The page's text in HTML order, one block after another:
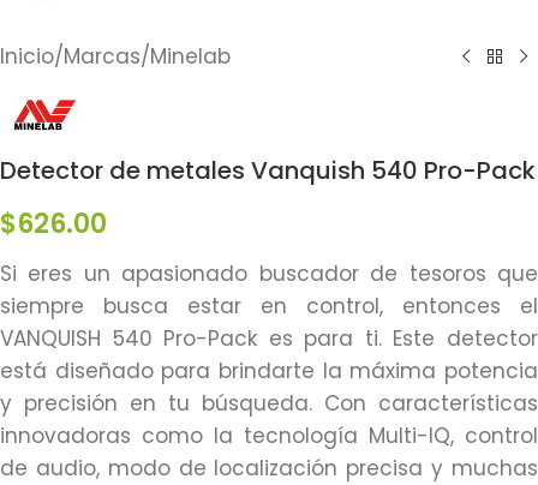
Inicio/Marcas/Minelab
Detector de metales Vanquish 540 Pro-Pack
$626.00
Si eres un apasionado buscador de tesoros que
siempre busca estar en control, entonces el
VANQUISH 540 Pro-Pack es para ti. Este detector
está diseñado para brindarte la máxima potencia
y precisión en tu búsqueda. Con características
innovadoras como la tecnología Multi-IQ, control
de audio, modo de localización precisa y muchas